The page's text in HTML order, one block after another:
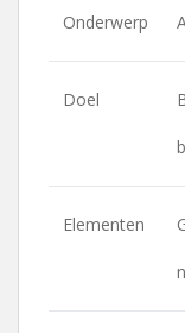
Onderwerp
Doel
Elementen